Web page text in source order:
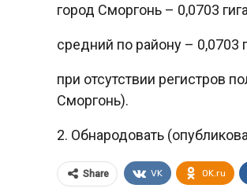
город Сморгонь – 0,0703
средний по району – 0,0703
при отсутствии регистров
Сморгонь).
2. Обнародовать
Share VK OK.ru